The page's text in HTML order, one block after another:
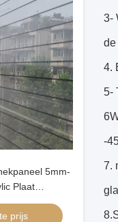
5mm-
Plaat
prijs
3-
de
4.
5-
-
7.